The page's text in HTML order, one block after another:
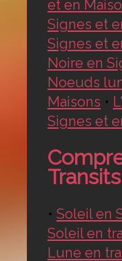
et en
Signes et
Signes et
Noire en
Noeuds
Maisons •
Signes et
Transits
• Soleil en
Soleil en
Lune en